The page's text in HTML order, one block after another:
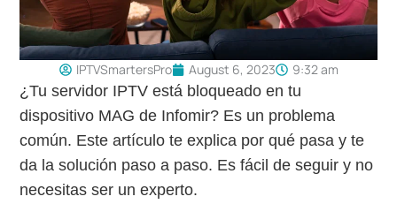
IPTVSmartersPro August 6, 2023 9:32 am
¿Tu servidor IPTV está bloqueado en tu
dispositivo MAG de Infomir? Es un problema
común. Este artículo te explica por qué pasa y te
da la solución paso a paso. Es fácil de seguir y no
necesitas ser un experto.